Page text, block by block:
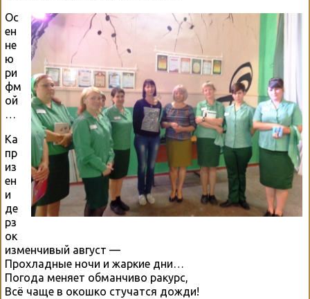
Ос
ен
не
ю
ри
фм
ой
…
Ка
пр
из
ен
и
де
рз
ок
изменчивый август —
Прохладные ночи и жаркие дни…
Погода меняет обманчиво ракурс,
Всё чаще в окошко стучатся дожди!